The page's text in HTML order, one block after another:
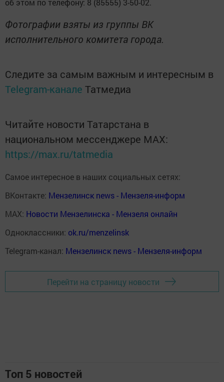
об этом по телефону: 8 (85555) 3-50-02.
Фотографии взяты из группы ВК
исполнительного комитета города.
Следите за самым важным и интересным в
Telegram-канале Татмедиа
Читайте новости Татарстана в
национальном мессенджере MАХ:
https://max.ru/tatmedia
Самое интересное в наших социальных сетях:
ВКонтакте: Мензелинск news - Мензеля-информ
MAX: Новости Мензелинска - Мензеля онлайн
Одноклассники: ok.ru/menzelinsk
Telegram-канал: Мензелинск news - Мензеля-информ
Перейти на страницу новости
Топ 5 новостей